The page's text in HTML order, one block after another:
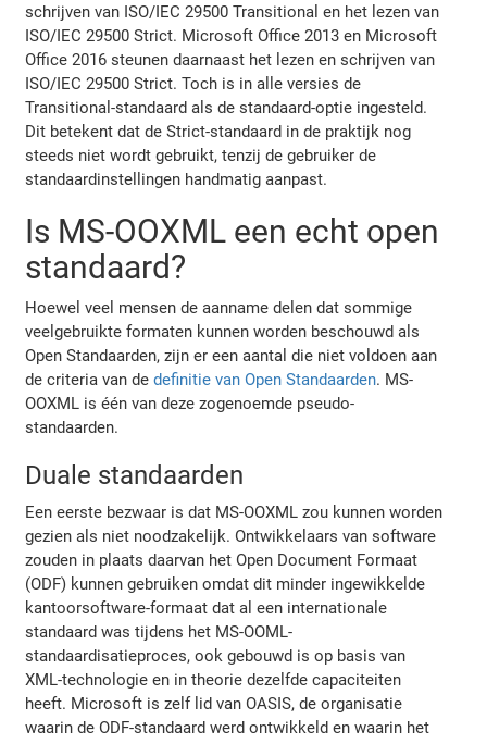
schrijven van ISO/IEC 29500 Transitional en het lezen van
ISO/IEC 29500 Strict. Microsoft Office 2013 en Microsoft
Office 2016 steunen daarnaast het lezen en schrijven van
ISO/IEC 29500 Strict. Toch is in alle versies de
Transitional-standaard als de standaard-optie ingesteld.
Dit betekent dat de Strict-standaard in de praktijk nog
steeds niet wordt gebruikt, tenzij de gebruiker de
standaardinstellingen handmatig aanpast.
Is MS-OOXML een echt open
standaard?
Hoewel veel mensen de aanname delen dat sommige
veelgebruikte formaten kunnen worden beschouwd als
Open Standaarden, zijn er een aantal die niet voldoen aan
de criteria van dedefinitie van Open Standaarden. MS-
OOXML is één van deze zogenoemde pseudo-
standaarden.
Duale standaarden
Een eerste bezwaar is dat MS-OOXML zou kunnen worden
gezien als niet noodzakelijk. Ontwikkelaars van software
zouden in plaats daarvan het Open Document Formaat
(ODF) kunnen gebruiken omdat dit minder ingewikkelde
kantoorsoftware-formaat dat al een internationale
standaard was tijdens het MS-OOML-
standaardisatieproces, ook gebouwd is op basis van
XML-technologie en in theorie dezelfde capaciteiten
heeft. Microsoft is zelf lid van OASIS, de organisatie
waarin de ODF-standaard werd ontwikkeld en waarin het